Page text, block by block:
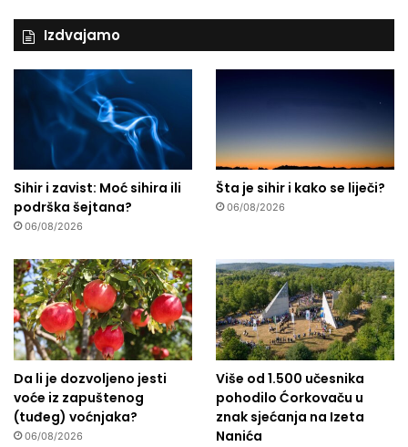
Izdvajamo
Sihir i zavist: Moć sihira ili
podrška šejtana?
06/08/2026
Šta je sihir i kako se liječi?
06/08/2026
Da li je dozvoljeno jesti
voće iz zapuštenog
(tuđeg) voćnjaka?
06/08/2026
Više od 1.500 učesnika
pohodilo Ćorkovaču u
znak sjećanja na Izeta
Nanića